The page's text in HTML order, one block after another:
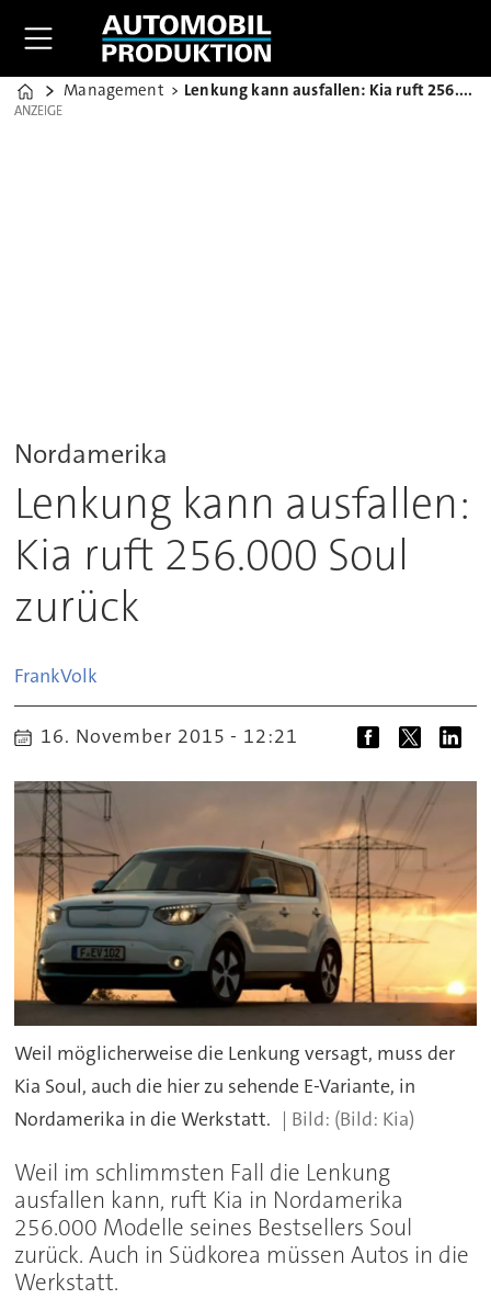
Home
Management Lenkung kann ausfallen: Kia ruft 256.000 Soul zurück
ANZEIGE
ANZEIGE
Nordamerika
Lenkung kann ausfallen:
Kia ruft 256.000 Soul
zurück
FrankVolk
16. November 2015 - 12:21
Weil möglicherweise die Lenkung versagt, muss der
Kia Soul, auch die hier zu sehende E-Variante, in
Nordamerika in die Werkstatt.
(Bild: Kia)
Weil im schlimmsten Fall die Lenkung
ausfallen kann, ruft Kia in Nordamerika
256.000 Modelle seines Bestsellers Soul
zurück. Auch in Südkorea müssen Autos in die
Werkstatt.